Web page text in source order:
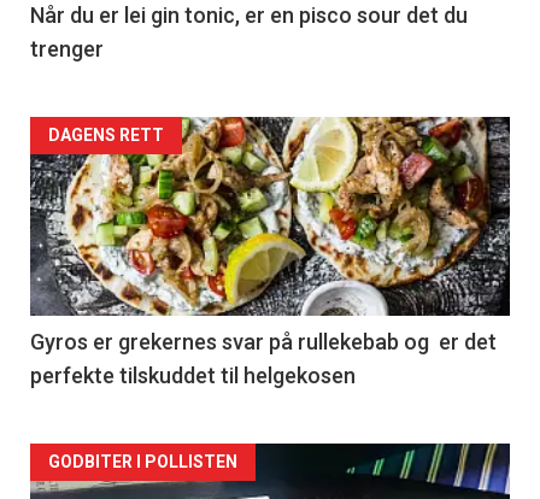
Når du er lei gin tonic, er en pisco sour det du
trenger
Forsiden
akkurat
nå
-
2
DAGENS RETT
Gyros er grekernes svar på rullekebab og er det
perfekte tilskuddet til helgekosen
Forsiden
GODBITER I POLLISTEN